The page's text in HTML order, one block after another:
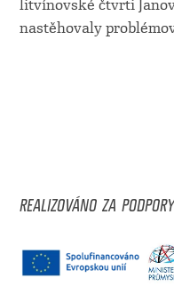
litvínovské čtvrti
nastěhovaly
REALIZOVÁNO ZA